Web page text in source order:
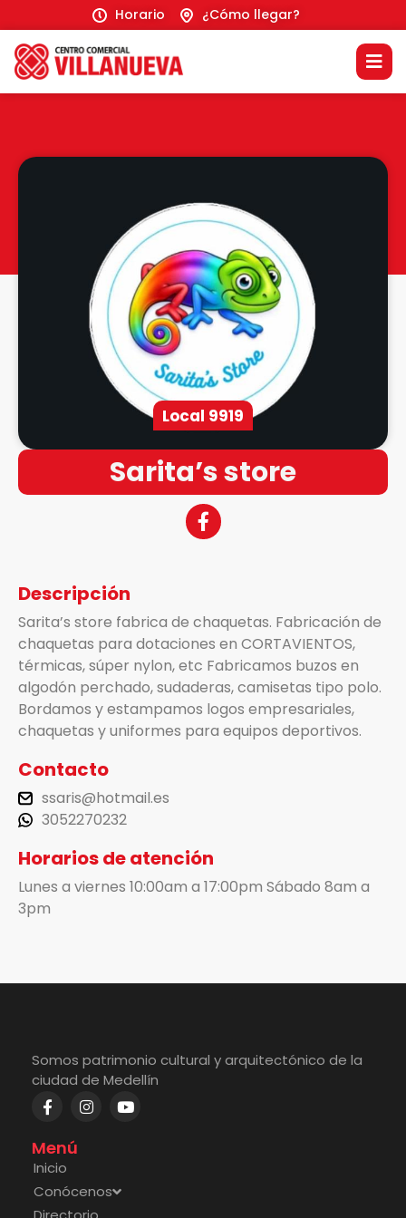
Horario ¿Cómo llegar?
Local 9919
Sarita’s store
Descripción
Sarita’s store fabrica de chaquetas. Fabricación de
chaquetas para dotaciones en CORTAVIENTOS,
térmicas, súper nylon, etc Fabricamos buzos en
algodón perchado, sudaderas, camisetas tipo polo.
Bordamos y estampamos logos empresariales,
chaquetas y uniformes para equipos deportivos.
Contacto
ssaris@hotmail.es
3052270232
Horarios de atención
Lunes a viernes 10:00am a 17:00pm Sábado 8am a
3pm
Somos patrimonio cultural y arquitectónico de la
ciudad de Medellín
Menú
Inicio
Conócenos